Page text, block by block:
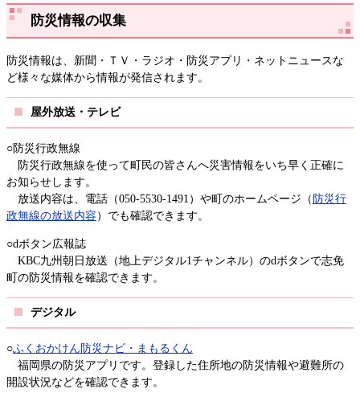
防災情報の収集
防災情報は、新聞・ＴＶ・ラジオ・防災アプリ・ネットニュースな
ど様々な媒体から情報が発信されます。
屋外放送・テレビ
○防災行政無線
防災行政無線を使って町民の皆さんへ災害情報をいち早く正確に
お知らせします。
放送内容は、電話（050-5530-1491）や町のホームページ（ 防災行
政無線の放送内容 ）でも確認できます。
○dボタン広報誌
KBC九州朝日放送（地上デジタル1チャンネル）のdボタンで志免
町の防災情報を確認できます。
デジタル
○ふくおかけん防災ナビ・まもるくん
福岡県の防災アプリです。登録した住所地の防災情報や避難所の
開設状況などを確認できます。